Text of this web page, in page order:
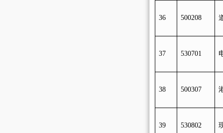
36 500208
37 530701
38 500307
39 530802